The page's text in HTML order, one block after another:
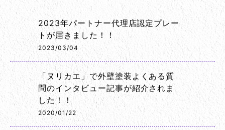
2023年パートナー代理店認定プレー
トが届きました！！
2023/03/04
「ヌリカエ」で外壁塗装よくある質
問のインタビュー記事が紹介されま
した！！
2020/01/22